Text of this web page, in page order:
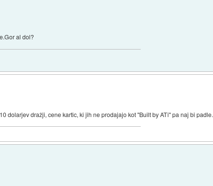
al dol?
dolarjev dražji, cene kartic, ki jih ne prodajajo kot "Built by ATi" pa naj bi padle.